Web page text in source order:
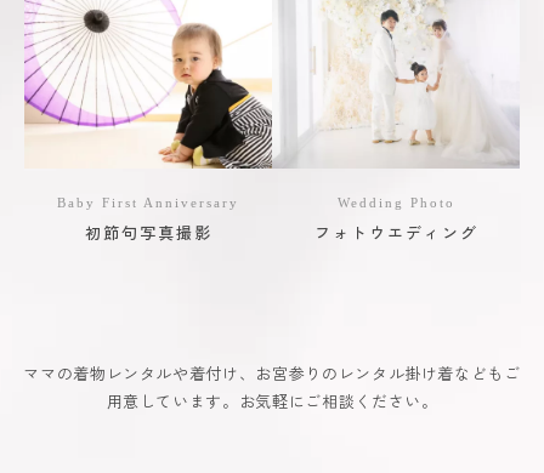
Baby First Anniversary
初節句写真撮影
Wedding Photo
フォトウエディング
ママの着物レンタルや着付け、お宮参りのレンタル掛け着などもご
用意しています。お気軽にご相談ください。